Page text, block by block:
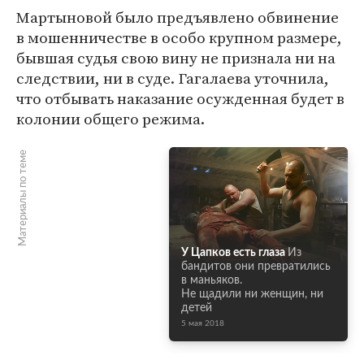
Мартыновой было предъявлено обвинение
в мошенничестве в особо крупном размере,
бывшая судья свою вину не признала ни на
следствии, ни в суде. Гагалаева уточнила,
что отбывать наказание осужденная будет в
колонии общего режима.
Материалы по теме
У Цапков есть глаза Из
бандитов они превратились
в маньяков.
Не щадили ни женщин, ни
детей
5 мая 2018